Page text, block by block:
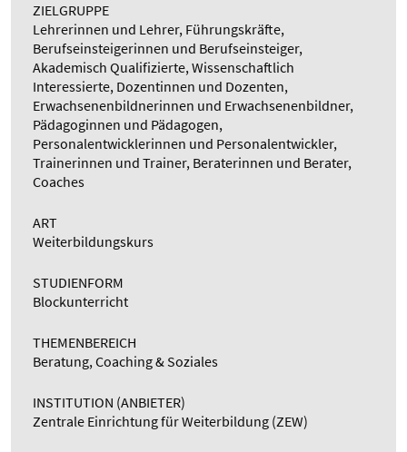
ZIELGRUPPE
Lehrerinnen und Lehrer, Führungskräfte,
Berufseinsteigerinnen und Berufseinsteiger,
Akademisch Qualifizierte, Wissenschaftlich
Interessierte, Dozentinnen und Dozenten,
Erwachsenenbildnerinnen und Erwachsenenbildner,
Pädagoginnen und Pädagogen,
Personalentwicklerinnen und Personalentwickler,
Trainerinnen und Trainer, Beraterinnen und Berater,
Coaches
ART
Weiterbildungskurs
STUDIENFORM
Blockunterricht
THEMENBEREICH
Beratung, Coaching & Soziales
INSTITUTION (ANBIETER)
Zentrale Einrichtung für Weiterbildung (ZEW)